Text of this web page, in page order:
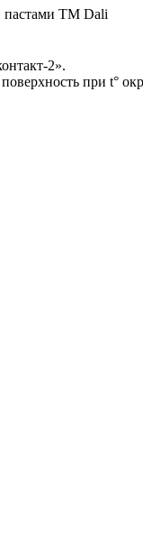
пастами ТМ Dali
2».
при t°